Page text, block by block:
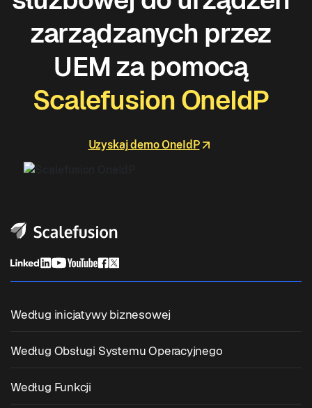
zarządzanych przez
UEM za pomocą
Scalefusion OneIdP
Uzyskaj demo OneIdP
Według inicjatywy biznesowej
Według Obsługi Systemu Operacyjnego
Według Funkcji